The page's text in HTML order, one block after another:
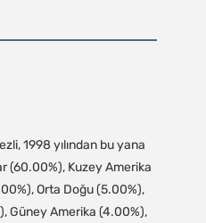
1998 yılından bu yana
(60.00%), Kuzey Amerika
Orta Doğu (5.00%),
Güney Amerika (4.00%),